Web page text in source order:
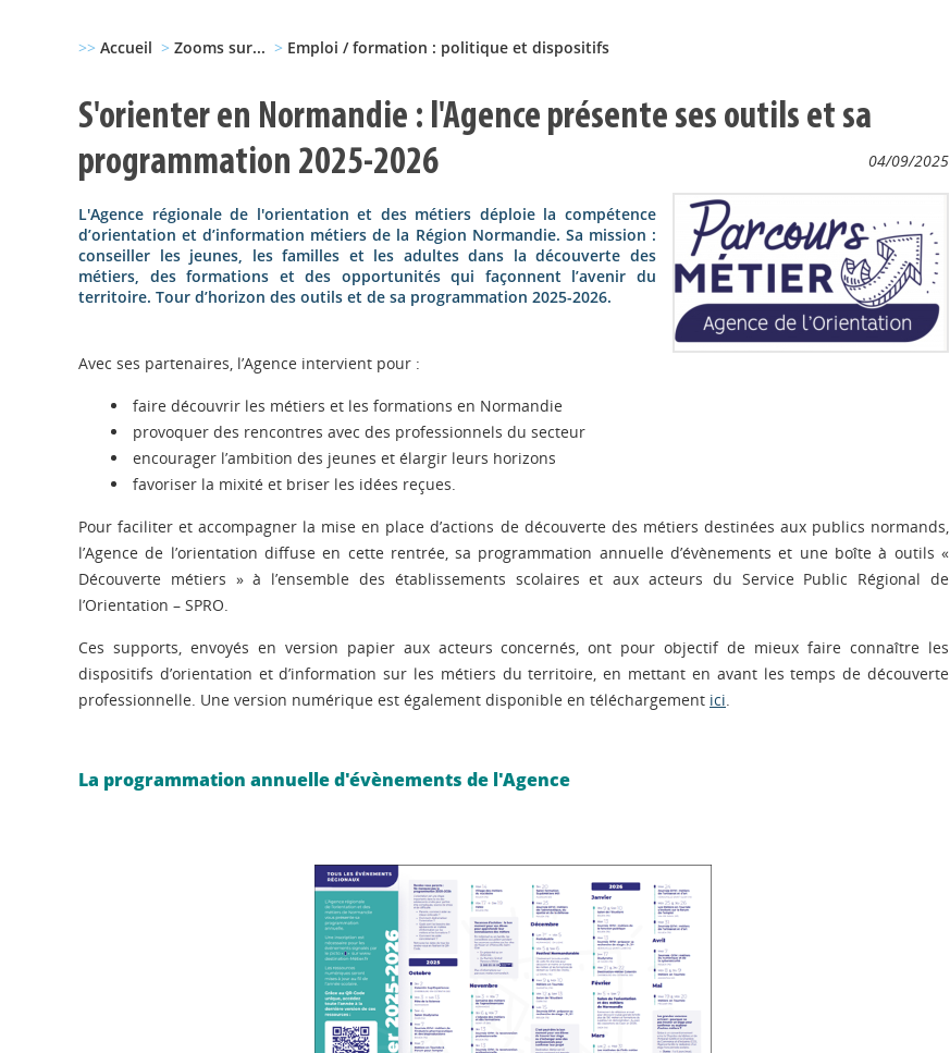
>> Accueil > Zooms sur... > Emploi / formation : politique et dispositifs
S'orienter en Normandie : l'Agence présente ses outils et sa
programmation 2025-2026
04/09/2025
L'Agence régionale de l'orientation et des métiers déploie la compétence
d’orientation et d’information métiers de la Région Normandie. Sa mission :
conseiller les jeunes, les familles et les adultes dans la découverte des
métiers, des formations et des opportunités qui façonnent l’avenir du
territoire. Tour d’horizon des outils et de sa programmation 2025-2026.
Avec ses partenaires, l’Agence intervient pour :
faire découvrir les métiers et les formations en Normandie
provoquer des rencontres avec des professionnels du secteur
encourager l’ambition des jeunes et élargir leurs horizons
favoriser la mixité et briser les idées reçues.
Pour faciliter et accompagner la mise en place d’actions de découverte des métiers destinées aux publics normands,
l’Agence de l’orientation diffuse en cette rentrée, sa programmation annuelle d’évènements et une boîte à outils «
Découverte métiers » à l’ensemble des établissements scolaires et aux acteurs du Service Public Régional de
l’Orientation – SPRO.
Ces supports, envoyés en version papier aux acteurs concernés, ont pour objectif de mieux faire connaître les
dispositifs d’orientation et d’information sur les métiers du territoire, en mettant en avant les temps de découverte
professionnelle. Une version numérique est également disponible en téléchargement ici.
La programmation annuelle d'évènements de l'Agence